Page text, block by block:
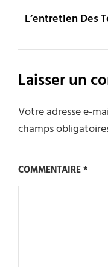
L’entretien Des
Laisser un
Votre adresse e-
champs
COMMENTAIRE*